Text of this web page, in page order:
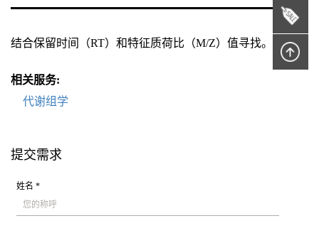
结合保留时间（RT）和特征质荷比（M/Z）值寻找。
相关服务:
代谢组学
提交需求
姓名 *